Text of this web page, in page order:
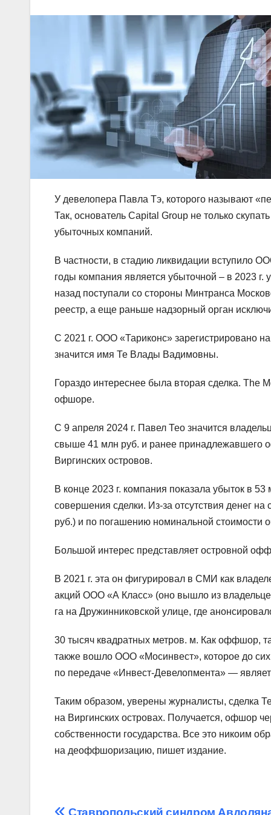
У девелопера Павла Тэ, которого называют
Так, основатель Capital Group не только
убыточных компаний.
В частности, в стадию ликвидации вступило
годы компания является убыточной – в 2023 г.
назад поступали со стороны Минтранса
реестр, а еще раньше надзорный орган
С 2021 г. ООО «Тариконс» зарегистрировано
значится имя Те Влады Вадимовны.
Гораздо интереснее была вторая сделка. The
офшоре.
С 9 апреля 2024 г. Павел Тео значится
свыше 41 млн руб. и ранее принадлежавшего
Виргинских островов.
В конце 2023 г. компания показала убыток в
совершения сделки. Из-за отсутствия денег
руб.) и по погашению номинальной стоимости
Большой интерес представляет островной
В 2021 г. эта он фигурировал в СМИ как
акций ООО «А Класс» (оно вышло из
га на Дружинниковской улице, где
30 тысяч квадратных метров. м. Как оффшор,
также вошло ООО «Мосинвест», которое до
по передаче «Инвест-Девелопмента» —
Таким образом, уверены журналисты, сделка
на Виргинских островах. Получается, офшор
собственности государства. Все это никоим
на деоффшоризацию, пишет издание.